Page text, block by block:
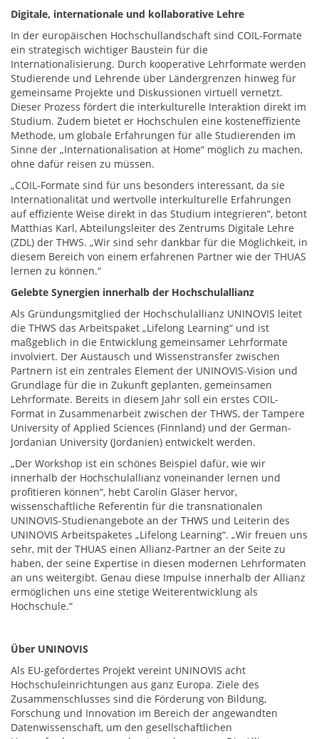
Digitale, internationale und kollaborative Lehre
In der europäischen Hochschullandschaft sind COIL-Formate
ein strategisch wichtiger Baustein für die
Internationalisierung. Durch kooperative Lehrformate werden
Studierende und Lehrende über Ländergrenzen hinweg für
gemeinsame Projekte und Diskussionen virtuell vernetzt.
Dieser Prozess fördert die interkulturelle Interaktion direkt im
Studium. Zudem bietet er Hochschulen eine kosteneffiziente
Methode, um globale Erfahrungen für alle Studierenden im
Sinne der „Internationalisation at Home“ möglich zu machen,
ohne dafür reisen zu müssen.
„COIL-Formate sind für uns besonders interessant, da sie
Internationalität und wertvolle interkulturelle Erfahrungen
auf effiziente Weise direkt in das Studium integrieren“, betont
Matthias Karl, Abteilungsleiter des Zentrums Digitale Lehre
(ZDL) der THWS. „Wir sind sehr dankbar für die Möglichkeit, in
diesem Bereich von einem erfahrenen Partner wie der THUAS
lernen zu können.“
Gelebte Synergien innerhalb der Hochschulallianz
Als Gründungsmitglied der Hochschulallianz UNINOVIS leitet
die THWS das Arbeitspaket „Lifelong Learning“ und ist
maßgeblich in die Entwicklung gemeinsamer Lehrformate
involviert. Der Austausch und Wissenstransfer zwischen
Partnern ist ein zentrales Element der UNINOVIS-Vision und
Grundlage für die in Zukunft geplanten, gemeinsamen
Lehrformate. Bereits in diesem Jahr soll ein erstes COIL-
Format in Zusammenarbeit zwischen der THWS, der Tampere
University of Applied Sciences (Finnland) und der German-
Jordanian University (Jordanien) entwickelt werden.
„Der Workshop ist ein schönes Beispiel dafür, wie wir
innerhalb der Hochschulallianz voneinander lernen und
profitieren können“, hebt Carolin Gläser hervor,
wissenschaftliche Referentin für die transnationalen
UNINOVIS-Studienangebote an der THWS und Leiterin des
UNINOVIS Arbeitspaketes „Lifelong Learning“. „Wir freuen uns
sehr, mit der THUAS einen Allianz-Partner an der Seite zu
haben, der seine Expertise in diesen modernen Lehrformaten
an uns weitergibt. Genau diese Impulse innerhalb der Allianz
ermöglichen uns eine stetige Weiterentwicklung als
Hochschule.“
Über UNINOVIS
Als EU-gefördertes Projekt vereint UNINOVIS acht
Hochschuleinrichtungen aus ganz Europa. Ziele des
Zusammenschlusses sind die Förderung von Bildung,
Forschung und Innovation im Bereich der angewandten
Datenwissenschaft, um den gesellschaftlichen